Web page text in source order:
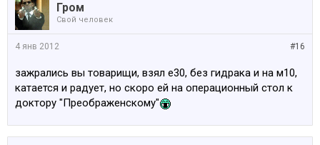
Гром
Свой человек
#16
4 янв 2012
зажрались вы товарищи, взял е30, без гидрака и на м10,
катается и радует, но скоро ей на операционный стол к
доктору "Преображенскому"